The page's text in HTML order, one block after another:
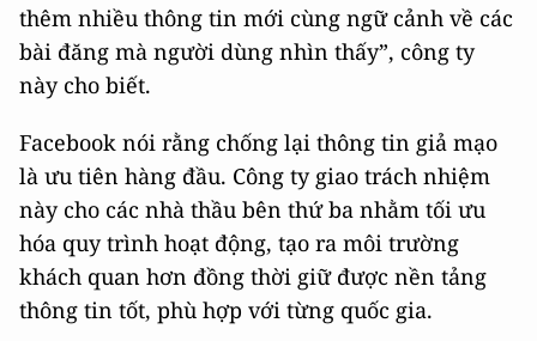
thêm nhiều thông tin mới cùng ngữ cảnh về các
bài đăng mà người dùng nhìn thấy”, công ty
này cho biết.
Facebook nói rằng chống lại thông tin giả mạo
là ưu tiên hàng đầu. Công ty giao trách nhiệm
này cho các nhà thầu bên thứ ba nhằm tối ưu
hóa quy trình hoạt động, tạo ra môi trường
khách quan hơn đồng thời giữ được nền tảng
thông tin tốt, phù hợp với từng quốc gia.